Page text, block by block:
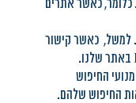
כלומר, כאשר אתרים
למשל, כאשר קישור
החיפוש
החיפוש שלהם.